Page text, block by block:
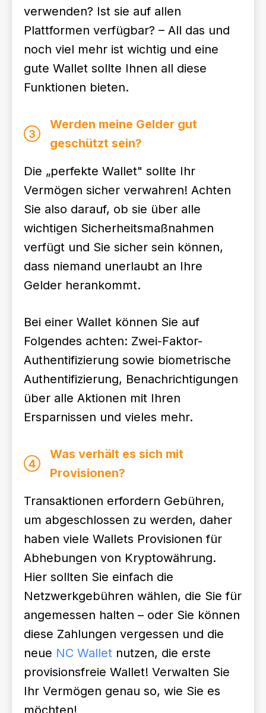
verwenden? Ist sie auf allen
Plattformen verfügbar? – All das und
noch viel mehr ist wichtig und eine
gute Wallet sollte Ihnen all diese
Funktionen bieten.
3
Werden meine Gelder gut
geschützt sein?
Die „perfekte Wallet" sollte Ihr
Vermögen sicher verwahren! Achten
Sie also darauf, ob sie über alle
wichtigen Sicherheitsmaßnahmen
verfügt und Sie sicher sein können,
dass niemand unerlaubt an Ihre
Gelder herankommt.
Bei einer Wallet können Sie auf
Folgendes achten: Zwei-Faktor-
Authentifizierung sowie biometrische
Authentifizierung, Benachrichtigungen
über alle Aktionen mit Ihren
Ersparnissen und vieles mehr.
4
Was verhält es sich mit
Provisionen?
Transaktionen erfordern Gebühren,
um abgeschlossen zu werden, daher
haben viele Wallets Provisionen für
Abhebungen von Kryptowährung.
Hier sollten Sie einfach die
Netzwerkgebühren wählen, die Sie für
angemessen halten – oder Sie können
diese Zahlungen vergessen und die
neue NC Wallet nutzen, die erste
provisionsfreie Wallet! Verwalten Sie
Ihr Vermögen genau so, wie Sie es
möchten!